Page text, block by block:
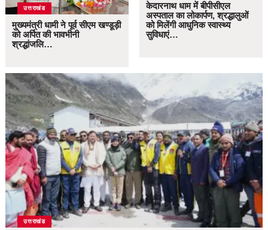
उत्तराखंड
मुख्यमंत्री धामी ने पूर्व सीएम खण्डूड़ी
को अर्पित की भावभीनी
श्रद्धांजलि…
केदारनाथ धाम में बीपीसीएल
अस्पताल का लोकार्पण, श्रद्धालुओं
को मिलेंगी आधुनिक स्वास्थ्य
सुविधाएं…
उत्तराखंड